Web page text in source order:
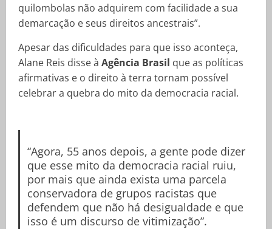
quilombolas não adquirem com facilidade a sua
demarcação e seus direitos ancestrais”.
Apesar das dificuldades para que isso aconteça,
Alane Reis disse à Agência Brasil que as políticas
afirmativas e o direito à terra tornam possível
celebrar a quebra do mito da democracia racial.
“Agora, 55 anos depois, a gente pode dizer
que esse mito da democracia racial ruiu,
por mais que ainda exista uma parcela
conservadora de grupos racistas que
defendem que não há desigualdade e que
isso é um discurso de vitimização”.